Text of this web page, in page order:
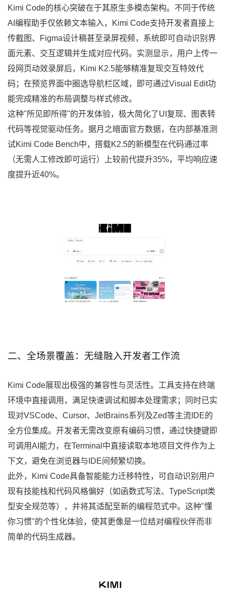
Kimi Code的核心突破在于其原生多模态架构。不同于传统
AI编程助手仅依赖文本输入，Kimi Code支持开发者直接上
传截图、Figma设计稿甚至录屏视频，系统即可自动识别界
面元素、交互逻辑并生成对应代码。实测显示，用户上传一
段网页动效录屏后，Kimi K2.5能够精准复现交互特效代
码；在预览界面中圈选导航栏区域，即可通过Visual Edit功
能完成精准的布局调整与样式修改。
这种"所见即所得"的开发体验，极大简化了UI复现、图表转
代码等视觉驱动任务。据月之暗面官方数据，在内部基准测
试Kimi Code Bench中，搭载K2.5的新模型在代码通过率
（无需人工修改即可运行）上较前代提升35%，平均响应速
度提升近40%。
二、全场景覆盖：无缝融入开发者工作流
Kimi Code展现出极强的兼容性与灵活性。工具支持在终端
环境中直接调用，满足快速调试和脚本处理需求；同时已实
现对VSCode、Cursor、JetBrains系列及Zed等主流IDE的
全方位集成。开发者无需改变原有编码习惯，通过快捷键即
可调用AI能力，在Terminal中直接读取本地项目文件作为上
下文，避免在浏览器与IDE间频繁切换。
此外，Kimi Code具备智能能力迁移特性，可自动识别用户
现有技能栈和代码风格偏好（如函数式写法、TypeScript类
型安全规范等），并将其适配至新的编程范式中。这种"懂
你习惯"的个性化体验，使其更像是一位结对编程伙伴而非
简单的代码生成器。